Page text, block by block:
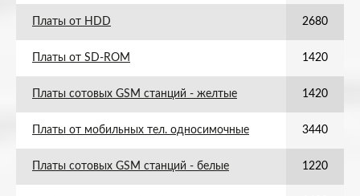
Платы от HDD 2680
Платы от SD-ROM 1420
Платы сотовых GSM станций - желтые 1420
Платы от мобильных тел. односимочные 3440
Платы сотовых GSM станций - белые 1220